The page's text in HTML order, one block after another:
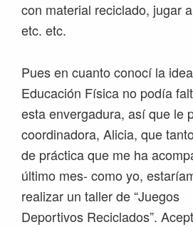
con material reciclado, jugar
etc. etc.
Pues en cuanto conocí la
Educación Física no podía
esta envergadura, así que le
coordinadora, Alicia, que
de práctica que me ha
último mes- como yo,
realizar un taller de “Juegos
Deportivos Reciclados”.